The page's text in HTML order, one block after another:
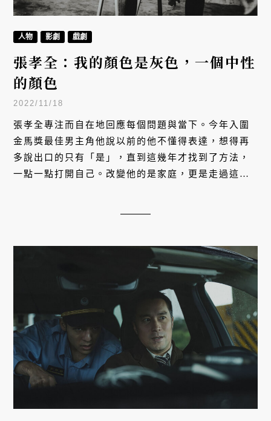
人物 影劇 戲劇
張孝全：我的顏色是灰色，一個中性
的顏色
2022/11/18
張孝全專注而自在地回應每個問題與當下。今年入圍
金馬獎最佳男主角他說以前的他不懂得表達，想得再
多說出口的只有「是」，直到這幾年才找到了方法，
一點一點打開自己。改變他的是家庭，更是走過這麼